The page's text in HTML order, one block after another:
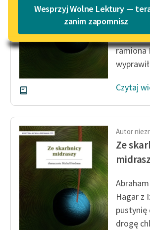
niepełnosprawnościami
E-kolekcja lektur
szkolnych i literatury do
niepełnosprawnościami
Feministyczne inspiracje.
skandynawskiej literatury
feministycznej
Ręce pełne poezji
Kolekcje edukacyjne
twórców przechodzących
do domeny publicznej,
lektur szkolnych oraz
Starego Testamentu
Wesprzyj Wolne Lektury —
zanim zapomnisz
Abraham
chleba,
wody,
ramiona
Czytaj
Autor
Ze
Hagar z
pustynię
drogę